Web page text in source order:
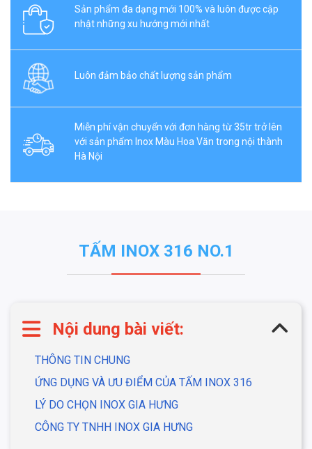
Sản phẩm đa dạng mới 100% và luôn được cập
nhật những xu hướng mới nhất
Luôn đảm bảo chất lượng sản phẩm
Miễn phí vận chuyển với đơn hàng từ 35tr trở lên
với sản phẩm Inox Màu Hoa Văn trong nội thành
Hà Nội
TẤM INOX 316 NO.1
Nội dung bài viết:
THÔNG TIN CHUNG
ỨNG DỤNG VÀ ƯU ĐIỂM CỦA TẤM INOX 316
LÝ DO CHỌN INOX GIA HƯNG
CÔNG TY TNHH INOX GIA HƯNG